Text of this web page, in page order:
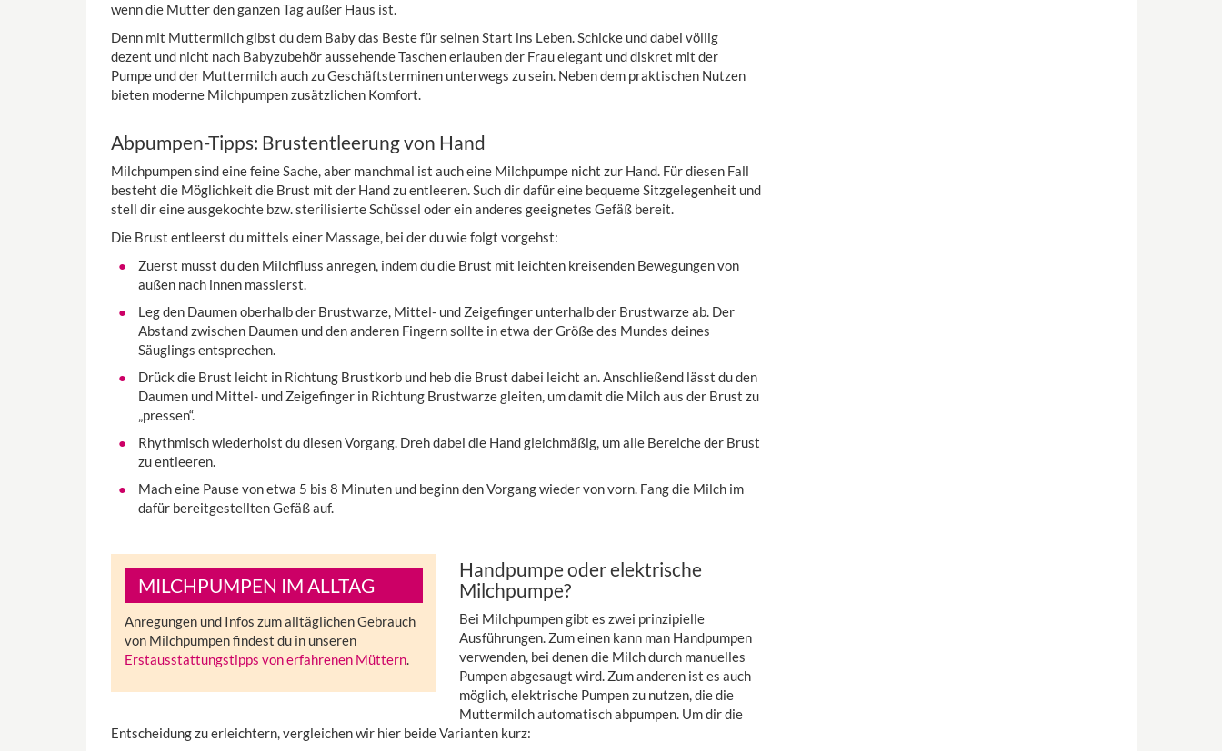
wenn die Mutter den ganzen Tag außer Haus ist.
Denn mit Muttermilch gibst du dem Baby das Beste für seinen Start ins Leben. Schicke und dabei völlig
dezent und nicht nach Babyzubehör aussehende Taschen erlauben der Frau elegant und diskret mit der
Pumpe und der Muttermilch auch zu Geschäftsterminen unterwegs zu sein. Neben dem praktischen Nutzen
bieten moderne Milchpumpen zusätzlichen Komfort.
Abpumpen-Tipps: Brustentleerung von Hand
Milchpumpen sind eine feine Sache, aber manchmal ist auch eine Milchpumpe nicht zur Hand. Für diesen Fall
besteht die Möglichkeit die Brust mit der Hand zu entleeren. Such dir dafür eine bequeme Sitzgelegenheit und
stell dir eine ausgekochte bzw. sterilisierte Schüssel oder ein anderes geeignetes Gefäß bereit.
Die Brust entleerst du mittels einer Massage, bei der du wie folgt vorgehst:
Zuerst musst du den Milchfluss anregen, indem du die Brust mit leichten kreisenden Bewegungen von
außen nach innen massierst.
Leg den Daumen oberhalb der Brustwarze, Mittel- und Zeigefinger unterhalb der Brustwarze ab. Der
Abstand zwischen Daumen und den anderen Fingern sollte in etwa der Größe des Mundes deines
Säuglings entsprechen.
Drück die Brust leicht in Richtung Brustkorb und heb die Brust dabei leicht an. Anschließend lässt du den
Daumen und Mittel- und Zeigefinger in Richtung Brustwarze gleiten, um damit die Milch aus der Brust zu
„pressen“.
Rhythmisch wiederholst du diesen Vorgang. Dreh dabei die Hand gleichmäßig, um alle Bereiche der Brust
zu entleeren.
Mach eine Pause von etwa 5 bis 8 Minuten und beginn den Vorgang wieder von vorn. Fang die Milch im
dafür bereitgestellten Gefäß auf.
MILCHPUMPEN IM ALLTAG
Anregungen und Infos zum alltäglichen Gebrauch
von Milchpumpen findest du in unseren
Erstausstattungstipps von erfahrenen Müttern.
Handpumpe oder elektrische
Milchpumpe?
Bei Milchpumpen gibt es zwei prinzipielle
Ausführungen. Zum einen kann man Handpumpen
verwenden, bei denen die Milch durch manuelles
Pumpen abgesaugt wird. Zum anderen ist es auch
möglich, elektrische Pumpen zu nutzen, die die
Muttermilch automatisch abpumpen. Um dir die
Entscheidung zu erleichtern, vergleichen wir hier beide Varianten kurz: